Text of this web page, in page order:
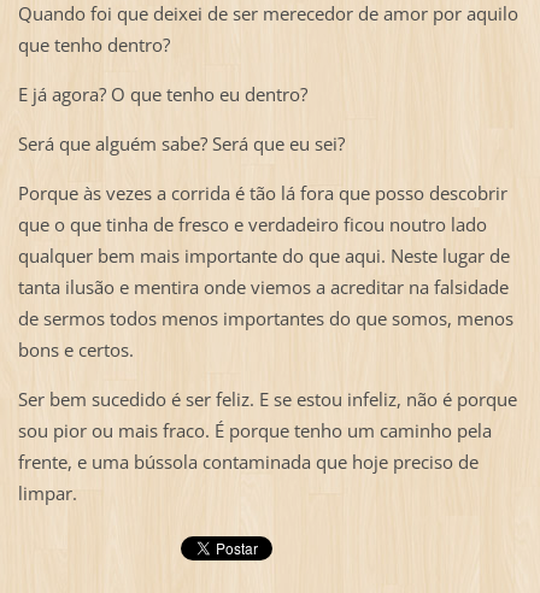
Quando foi que deixei de ser merecedor de amor por aquilo
que tenho dentro?
E já agora? O que tenho eu dentro?
Será que alguém sabe? Será que eu sei?
Porque às vezes a corrida é tão lá fora que posso descobrir
que o que tinha de fresco e verdadeiro ficou noutro lado
qualquer bem mais importante do que aqui. Neste lugar de
tanta ilusão e mentira onde viemos a acreditar na falsidade
de sermos todos menos importantes do que somos, menos
bons e certos.
Ser bem sucedido é ser feliz. E se estou infeliz, não é porque
sou pior ou mais fraco. É porque tenho um caminho pela
frente, e uma bússola contaminada que hoje preciso de
limpar.